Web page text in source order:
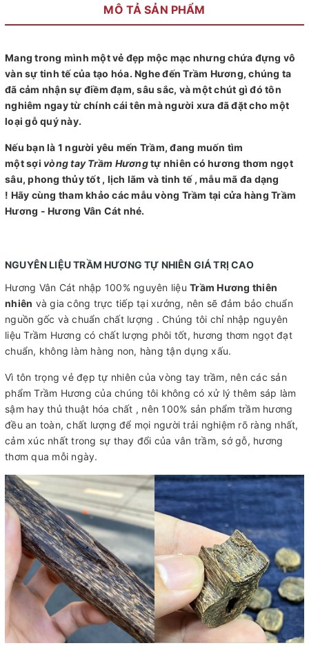
MÔ TẢ SẢN PHẨM
Mang trong mình một vẻ đẹp mộc mạc nhưng chứa đựng vô
vàn sự tinh tế của tạo hóa. Nghe đến Trầm Hương, chúng ta
đã cảm nhận sự điềm đạm, sâu sắc, và một chút gì đó tôn
nghiêm ngay từ chính cái tên mà người xưa đã đặt cho một
loại gỗ quý này.
Nếu bạn là 1 người yêu mến Trầm, đang muốn tìm
một sợi vòng tay Trầm Hươngtự nhiên có hương thơm ngọt
sâu, phong thủy tốt , lịch lãm và tinh tế , mẫu mã đa dạng
! Hãy cùng tham khảo các mẫu vòng Trầm tại cửa hàng Trầm
Hương - Hương Vân Cát nhé.
NGUYÊN LIỆU TRẦM HƯƠNG TỰ NHIÊN GIÁ TRỊ CAO
Hương Vân Cát nhập 100% nguyên liệu Trầm Hương thiên
nhiên và gia công trực tiếp tại xưởng, nên sẽ đảm bảo chuẩn
nguồn gốc và chuẩn chất lượng . Chúng tôi chỉ nhập nguyên
liệu Trầm Hương có chất lượng phôi tốt, hương thơm ngọt đạt
chuẩn, không làm hàng non, hàng tận dụng xấu.
Vì tôn trọng vẻ đẹp tự nhiên của vòng tay trầm, nên các sản
phẩm Trầm Hương của chúng tôi không có xử lý thêm sáp làm
sậm hay thủ thuật hóa chất , nên 100% sản phẩm trầm hương
đều an toàn, chất lượng để mọi người trải nghiệm rõ ràng nhất,
cảm xúc nhất trong sự thay đổi của vân trầm, sớ gỗ, hương
thơm qua mỗi ngày.